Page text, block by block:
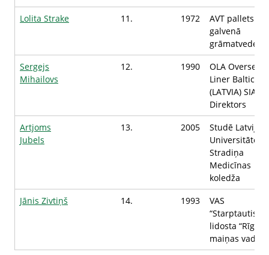
Lolita Strake
11. 1972
AVT pallets
galvenā
grāmatvede
Sergejs
Mihailovs
12. 1990
OLA Overseas
Liner Baltic
(LATVIA) SIA,
Direktors
Artjoms
Jubels
13. 2005
Studē Latvijas
Universitātes
Stradiņa
Medicīnas
koledža
Jānis Zivtiņš
14. 1993
VAS
“Starptautiskā
lidosta “Rīga””,
maiņas